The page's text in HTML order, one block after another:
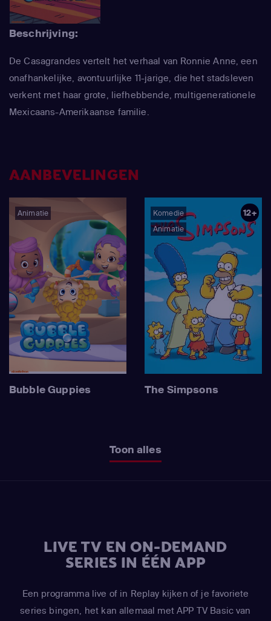
Beschrijving:
De Casagrandes vertelt het verhaal van Ronnie Anne, een
onafhankelijke, avontuurlijke 11-jarige, die het stadsleven
verkent met haar grote, liefhebbende, multigenerationele
Mexicaans-Amerikaanse familie.
AANBEVELINGEN
Animatie
Bubble Guppies
Komedie
Animatie
12+
The Simpsons
Toon alles
LIVE TV EN ON-DEMAND
SERIES IN ÉÉN APP
Een programma live of in Replay kijken of je favoriete
series bingen, het kan allemaal met APP TV Basic van